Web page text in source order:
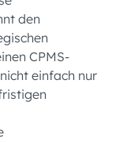
den
CPMS-
einfach nur